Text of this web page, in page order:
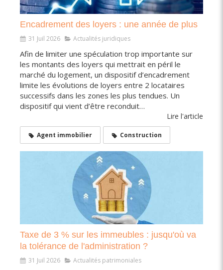
Encadrement des loyers : une année de plus
31 Juil 2026 Actualités juridiques
Afin de limiter une spéculation trop importante sur
les montants des loyers qui mettrait en péril le
marché du logement, un dispositif d’encadrement
limite les évolutions de loyers entre 2 locataires
successifs dans les zones les plus tendues. Un
dispositif qui vient d’être reconduit…
Lire l'article
Agent immobilier Construction
Taxe de 3 % sur les immeubles : jusqu'où va
la tolérance de l'administration ?
31 Juil 2026 Actualités patrimoniales